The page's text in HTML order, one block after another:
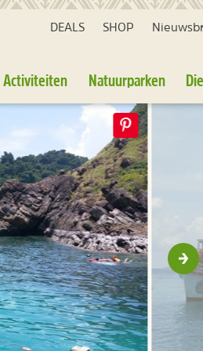
DEALS SHOP
Activiteiten Natuurparken